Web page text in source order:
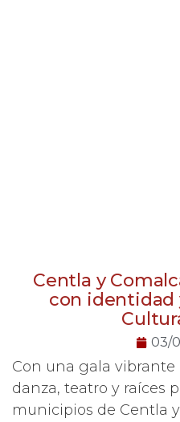
Centla y
con identidad
03/
Con una gala
danza, teatro y raíces
municipios de Centla